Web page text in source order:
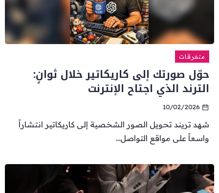
متفرقات
حوّل صورتك إلى كاريكاتير خلال ثوانٍ:
الترند الذي اجتاح الإنترنت
10/02/2026
شهد تريند تحويل الصور الشخصية إلى كاريكاتير انتشاراً
واسعاً على مواقع التواصل...